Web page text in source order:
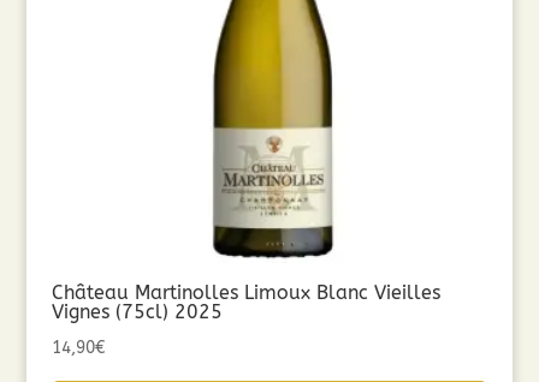
Château Martinolles Limoux Blanc Vieilles
Vignes (75cl) 2025
14,90€